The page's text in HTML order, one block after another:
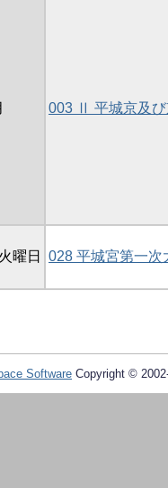
003 Ⅱ 平城京及
曜日 028 平城宮第一次
Software Copyright ©